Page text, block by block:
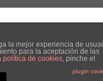
Creado con
·
·
la mejor experiencia de
para la aceptación de las
política de cookies, pinche el
plugin
v8.8.10.17